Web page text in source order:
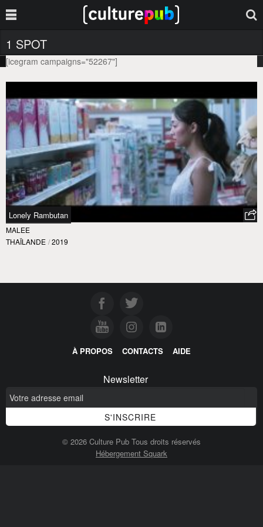
1 SPOT
[icegram campaigns="52267"]
Lonely Rambutan
MALEE
THAÏLANDE / 2019
À PROPOS CONTACTS AIDE
Newsletter
© 2026 Culture Pub Tous droits réservés
Hébergement Squark